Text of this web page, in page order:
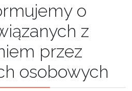
o
z
przez
osobowych